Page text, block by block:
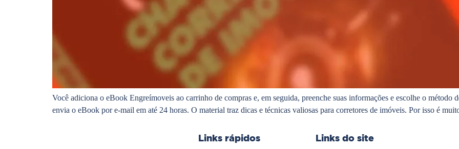
Você adiciona o eBook Engreímoveis ao carrinho de compras e, em seguida, preenche suas informações e escolhe o método
envia o eBook por e-mail em até 24 horas. O material traz dicas e técnicas valiosas para corretores de imóveis. Por isso é
Links rápidos Links do site